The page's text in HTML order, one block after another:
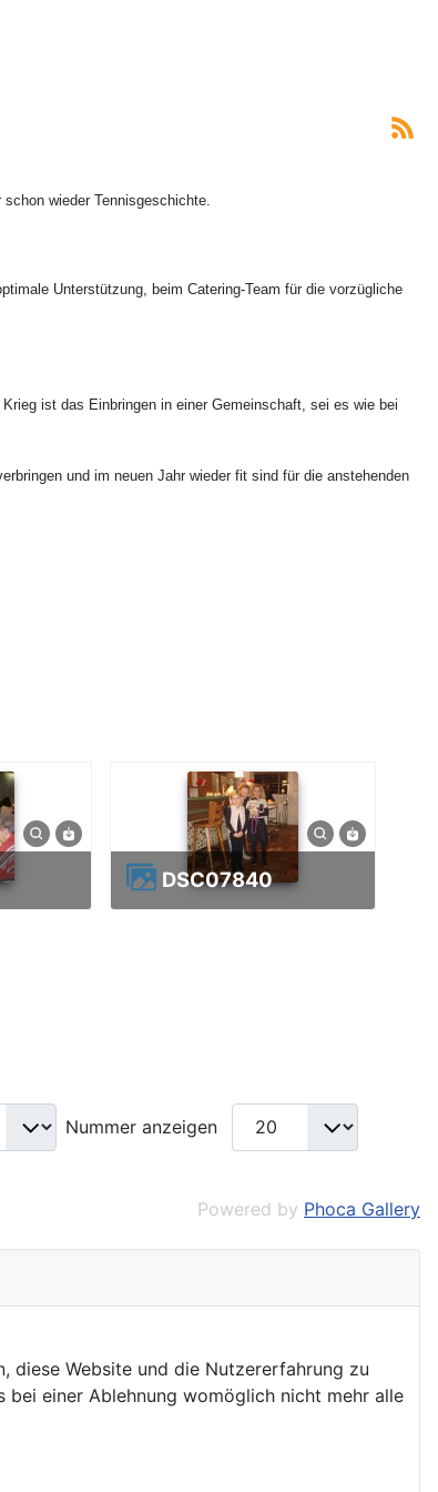
wieder Tennisgeschichte.
Unterstützung, beim Catering-Team für die vorzügliche
ist das Einbringen in einer Gemeinschaft, sei es wie bei
und im neuen Jahr wieder fit sind für die anstehenden
DSC07840
Nummer anzeigen
Powered by Phoca Gallery
diese Website und die Nutzererfahrung zu
bei einer Ablehnung womöglich nicht mehr alle